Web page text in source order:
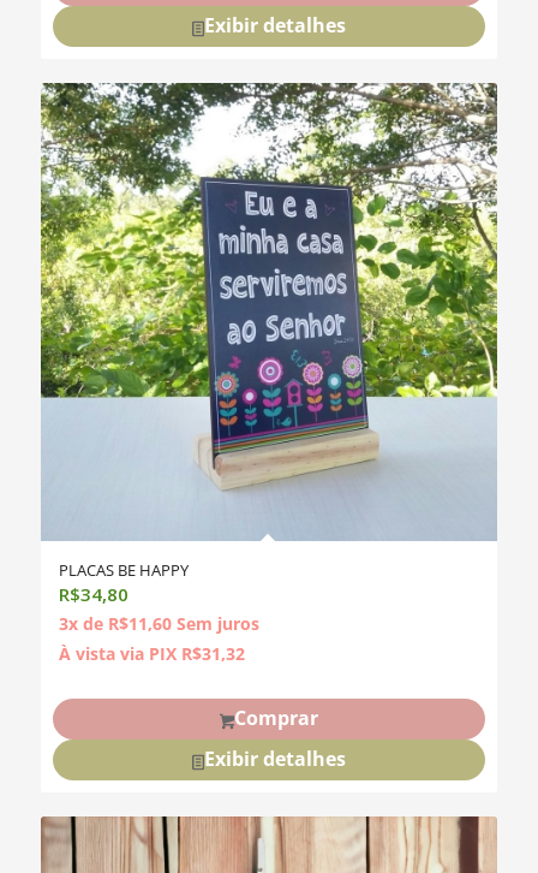
Exibir detalhes
PLACAS BE HAPPY
R$34,80
3x de R$11,60 Sem juros
À vista via PIX R$31,32
Comprar
Exibir detalhes